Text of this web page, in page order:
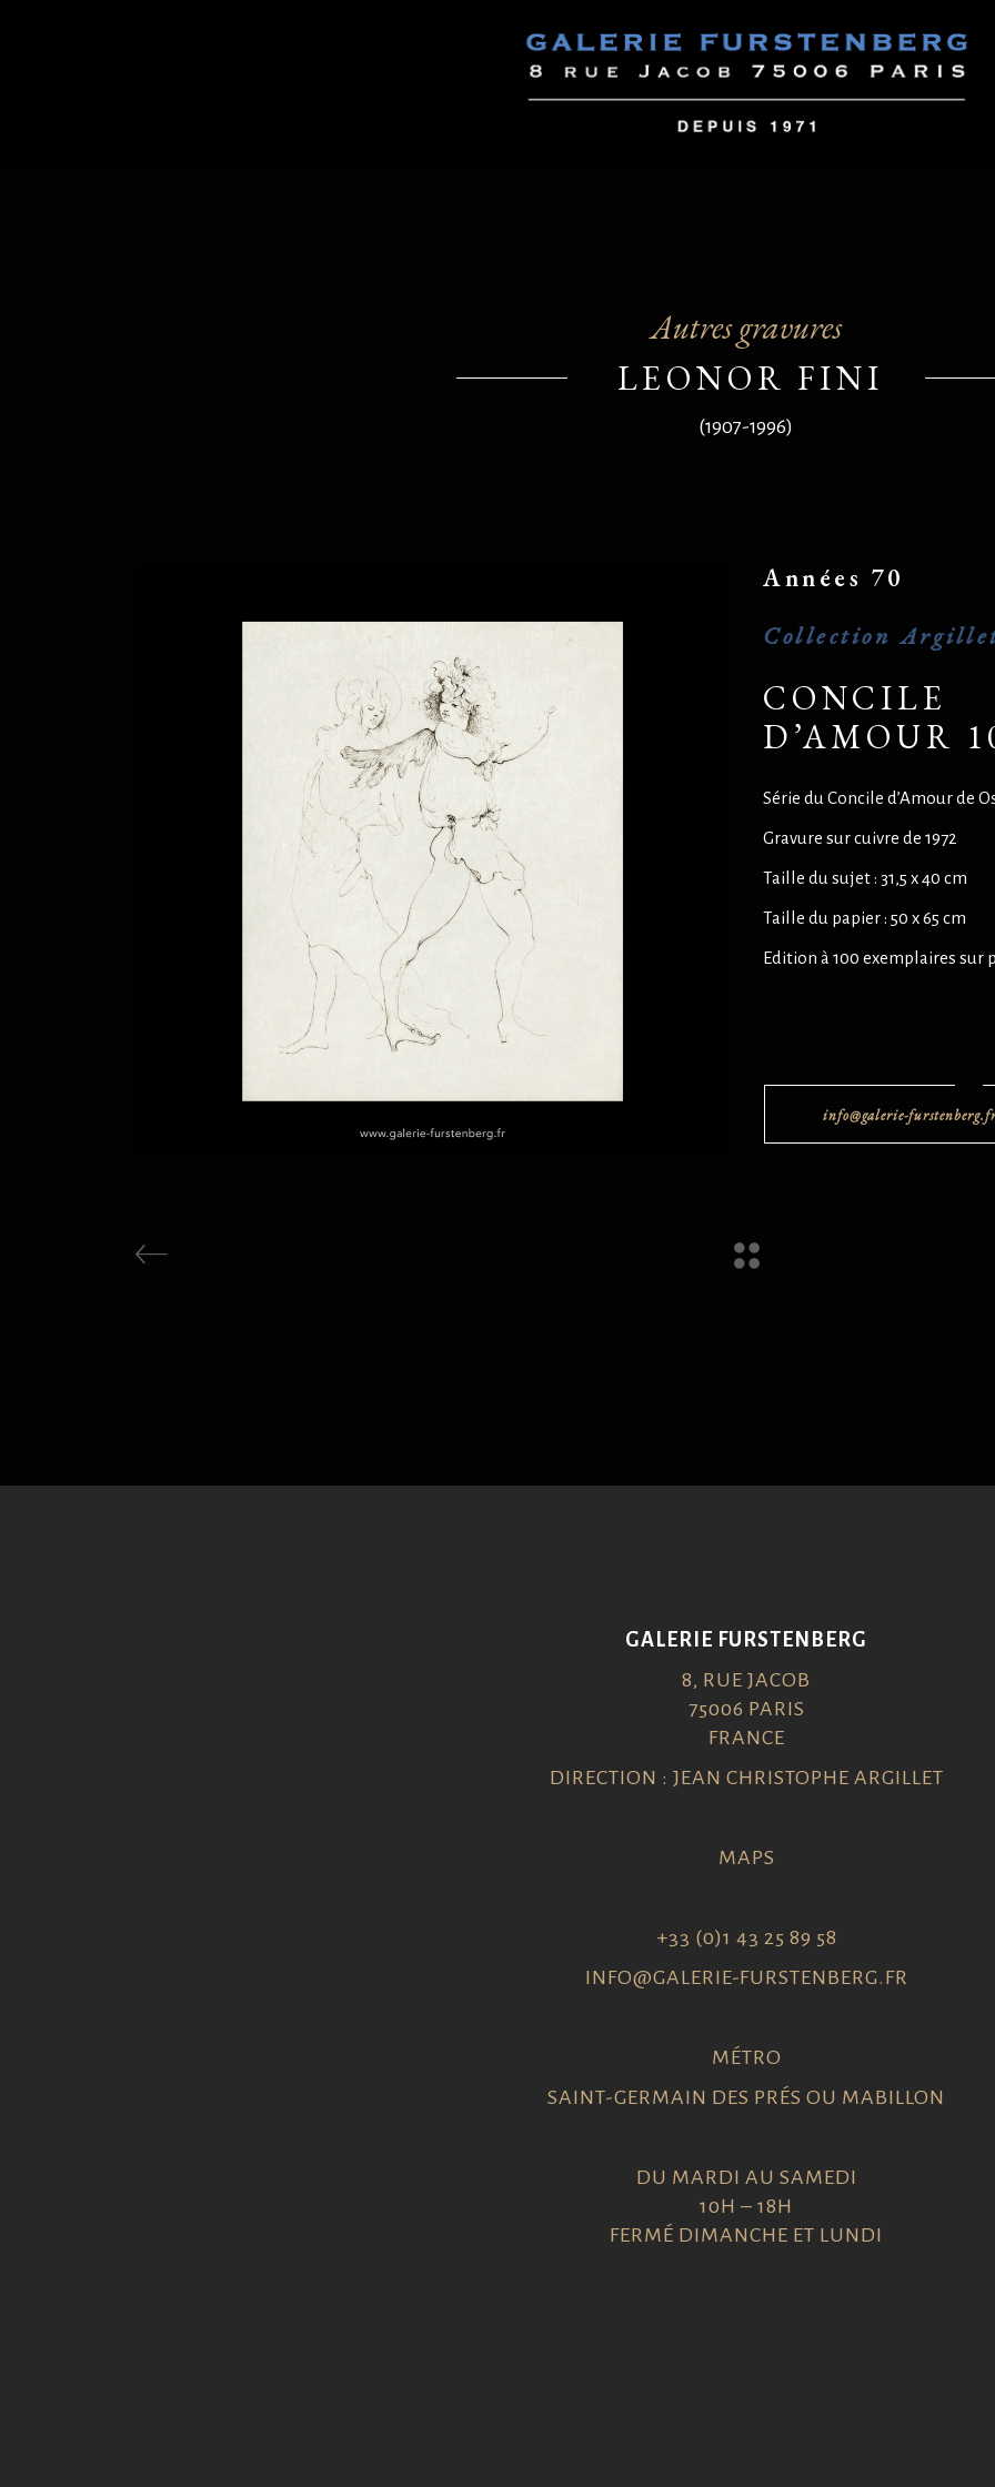
Autres gravures
LEONOR FINI
(1907-1996)
Années 70
Collection
CONCILE
D’AMOUR
Série du Concile d’Amour de
Gravure sur cuivre de 1972
Taille du sujet : 31,5 x 40 cm
Taille du papier : 50 x 65 cm
Edition à 100 exemplaires sur
info@galerie-
GALERIE FURSTENBERG
8, RUE JACOB
75006 PARIS
FRANCE
DIRECTION : JEAN CHRISTOPHE ARGILLET
MAPS
+33 (0)1 43 25 89 58
INFO@GALERIE-FURSTENBERG.FR
MÉTRO
SAINT-GERMAIN DES PRÉS OU MABILLON
DU MARDI AU SAMEDI
10H – 18H
FERMÉ DIMANCHE ET LUNDI